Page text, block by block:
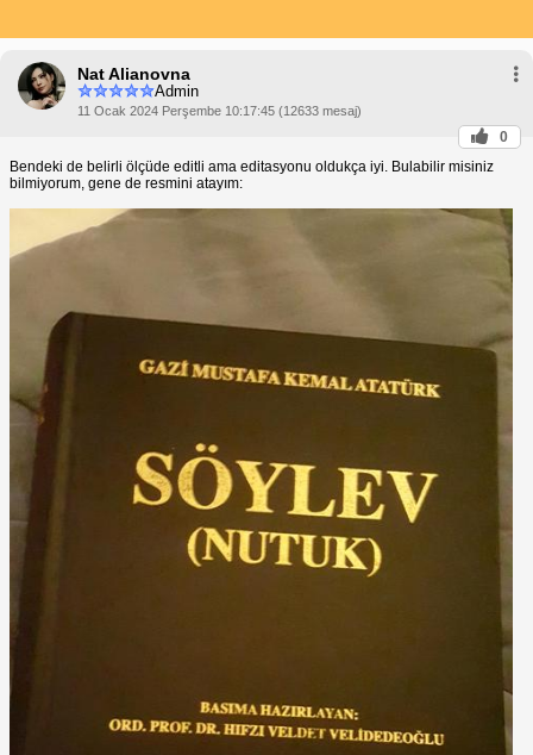
Nat Alianovna
Admin
11 Ocak 2024 Perşembe 10:17:45 (12633 mesaj)
0
Bendeki de belirli ölçüde editli ama editasyonu oldukça iyi. Bulabilir misiniz
bilmiyorum, gene de resmini atayım: